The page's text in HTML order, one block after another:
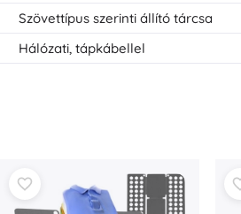
Szövet­típus szerinti állító tárcsa
Hálózati, tápkábellel